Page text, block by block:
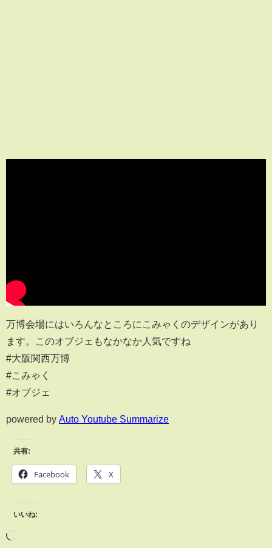
万博会場にはいろんなところにこみゃくのデザインがあり
ます。このオブジェもなかなか人気ですね
#大阪関西万博
#こみゃく
#オブジェ
powered by Auto Youtube Summarize
共有:
Facebook X
いいね: